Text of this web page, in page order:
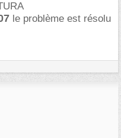
le problème est résolu